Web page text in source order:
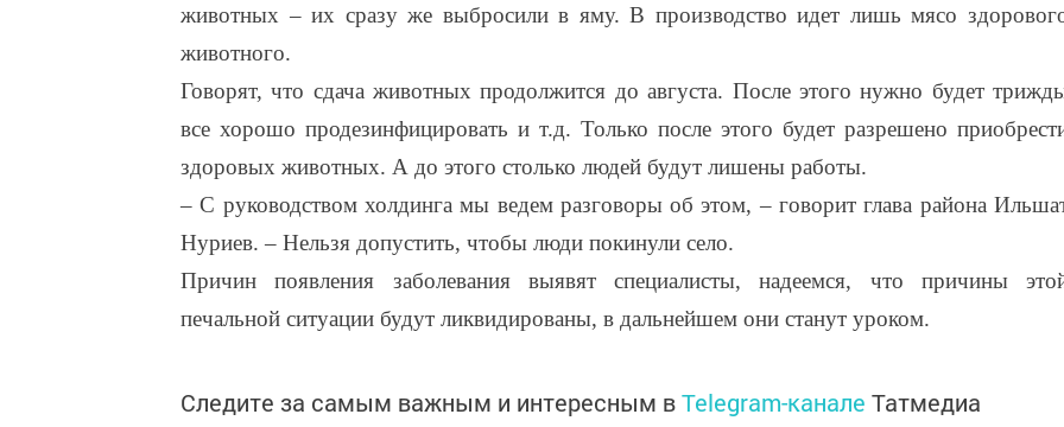
животных – их сразу же выбросили в яму. В производство идет лишь мясо
животного.
Говорят, что сдача животных продолжится до августа. После этого нужно будет
все хорошо продезинфицировать и т.д. Только после этого будет разрешено
здоровых животных. А до этого столько людей будут лишены работы.
– С руководством холдинга мы ведем разговоры об этом, – говорит глава района
Нуриев. – Нельзя допустить, чтобы люди покинули село.
Причин появления заболевания выявят специалисты, надеемся, что причины
печальной ситуации будут ликвидированы, в дальнейшем они станут уроком.
Следите за самым важным и интересным вTelegram-канале Татмедиа